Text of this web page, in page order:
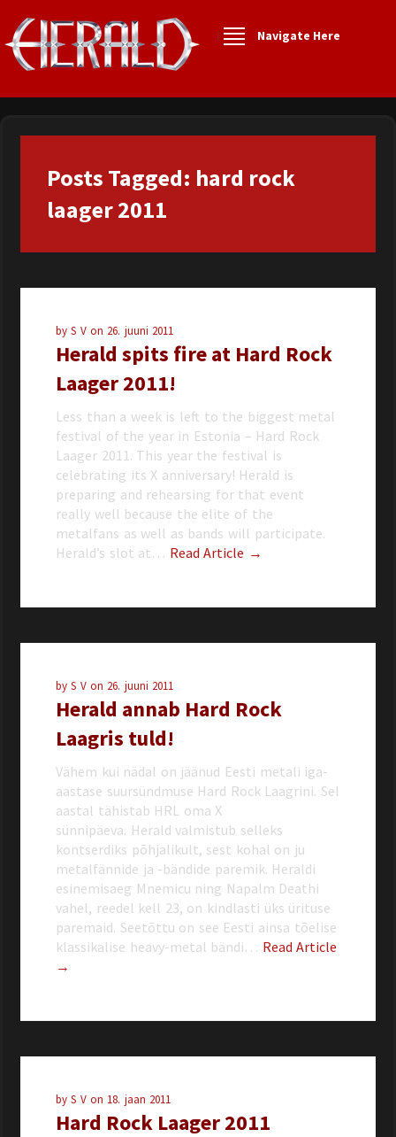
Navigate Here
Posts Tagged: hard rock
laager 2011
byS V on 26. juuni 2011
Herald spits fire at Hard Rock
Laager 2011!
Less than a week is left to the biggest metal
festival of the year in Estonia – Hard Rock
Laager 2011. This year the festival is
celebrating its X anniversary! Herald is
preparing and rehearsing for that event
really well because the elite of the
metalfans as well as bands will participate.
Herald’s slot at… Read Article →
byS V on 26. juuni 2011
Herald annab Hard Rock
Laagris tuld!
Vähem kui nädal on jäänud Eesti metali iga-
aastase suursündmuse Hard Rock Laagrini. Sel
aastal tähistab HRL oma X
sünnipäeva. Herald valmistub selleks
kontserdiks põhjalikult, sest kohal on ju
metalfännide ja -bändide paremik. Heraldi
esinemisaeg Mnemicu ning Napalm Deathi
vahel, reedel kell 23, on kindlasti üks ürituse
paremaid. Seetõttu on see Eesti ainsa tõelise
klassikalise heavy-metal bändi… Read Article
→
byS V on 18. jaan 2011
Hard Rock Laager 2011